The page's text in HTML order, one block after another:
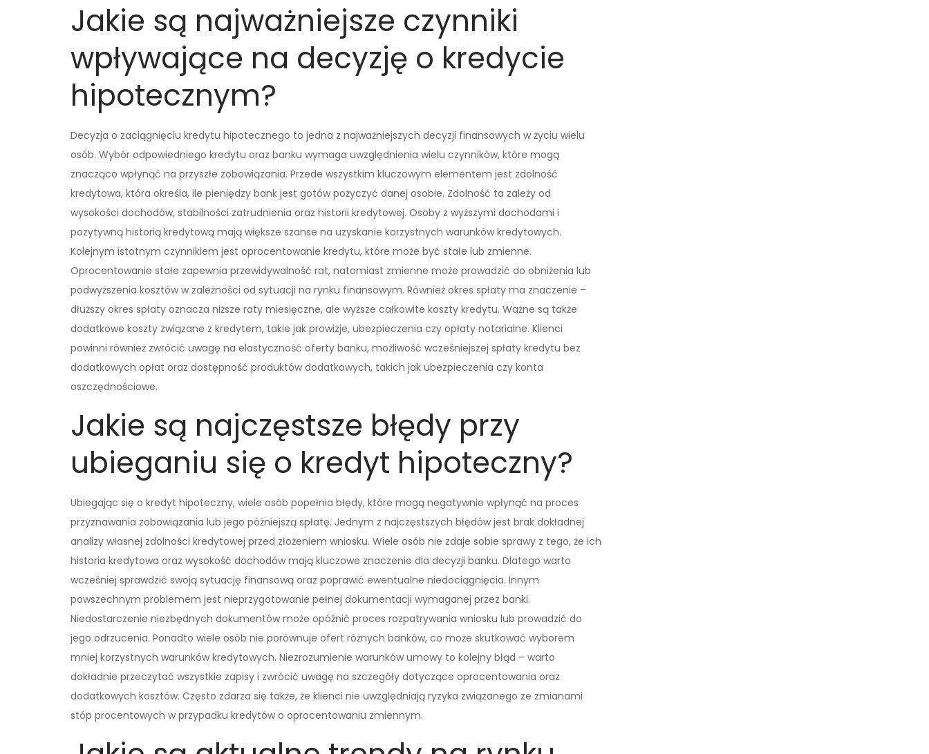
Jakie są najważniejsze czynniki
wpływające na decyzję o kredycie
hipotecznym?
Decyzja o zaciągnięciu kredytu hipotecznego to jedna z najważniejszych decyzji finansowych w życiu wielu
osób. Wybór odpowiedniego kredytu oraz banku wymaga uwzględnienia wielu czynników, które mogą
znacząco wpłynąć na przyszłe zobowiązania. Przede wszystkim kluczowym elementem jest zdolność
kredytowa, która określa, ile pieniędzy bank jest gotów pożyczyć danej osobie. Zdolność ta zależy od
wysokości dochodów, stabilności zatrudnienia oraz historii kredytowej. Osoby z wyższymi dochodami i
pozytywną historią kredytową mają większe szanse na uzyskanie korzystnych warunków kredytowych.
Kolejnym istotnym czynnikiem jest oprocentowanie kredytu, które może być stałe lub zmienne.
Oprocentowanie stałe zapewnia przewidywalność rat, natomiast zmienne może prowadzić do obniżenia lub
podwyższenia kosztów w zależności od sytuacji na rynku finansowym. Również okres spłaty ma znaczenie –
dłuższy okres spłaty oznacza niższe raty miesięczne, ale wyższe całkowite koszty kredytu. Ważne są także
dodatkowe koszty związane z kredytem, takie jak prowizje, ubezpieczenia czy opłaty notarialne. Klienci
powinni również zwrócić uwagę na elastyczność oferty banku, możliwość wcześniejszej spłaty kredytu bez
dodatkowych opłat oraz dostępność produktów dodatkowych, takich jak ubezpieczenia czy konta
oszczędnościowe.
Jakie są najczęstsze błędy przy
ubieganiu się o kredyt hipoteczny?
Ubiegając się o kredyt hipoteczny, wiele osób popełnia błędy, które mogą negatywnie wpłynąć na proces
przyznawania zobowiązania lub jego późniejszą spłatę. Jednym z najczęstszych błędów jest brak dokładnej
analizy własnej zdolności kredytowej przed złożeniem wniosku. Wiele osób nie zdaje sobie sprawy z tego, że ich
historia kredytowa oraz wysokość dochodów mają kluczowe znaczenie dla decyzji banku. Dlatego warto
wcześniej sprawdzić swoją sytuację finansową oraz poprawić ewentualne niedociągnięcia. Innym
powszechnym problemem jest nieprzygotowanie pełnej dokumentacji wymaganej przez banki.
Niedostarczenie niezbędnych dokumentów może opóźnić proces rozpatrywania wniosku lub prowadzić do
jego odrzucenia. Ponadto wiele osób nie porównuje ofert różnych banków, co może skutkować wyborem
mniej korzystnych warunków kredytowych. Niezrozumienie warunków umowy to kolejny błąd – warto
dokładnie przeczytać wszystkie zapisy i zwrócić uwagę na szczegóły dotyczące oprocentowania oraz
dodatkowych kosztów. Często zdarza się także, że klienci nie uwzględniają ryzyka związanego ze zmianami
stóp procentowych w przypadku kredytów o oprocentowaniu zmiennym.